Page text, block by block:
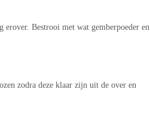
erover. Bestrooi met wat gemberpoeder en
zodra deze klaar zijn uit de over en